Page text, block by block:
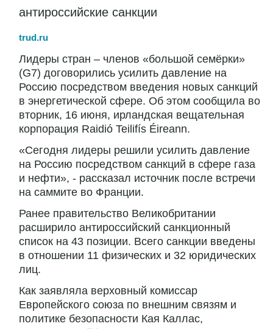
антироссийские санкции
trud.ru
Лидеры стран – членов «большой семёрки»
(G7) договорились усилить давление на
Россию посредством введения новых санкций
в энергетической сфере. Об этом сообщила во
вторник, 16 июня, ирландская вещательная
корпорация Raidió Teilifís Éireann.
«Сегодня лидеры решили усилить давление
на Россию посредством санкций в сфере газа
и нефти», - рассказал источник после встречи
на саммите во Франции.
Ранее правительство Великобритании
расширило антироссийский санкционный
список на 43 позиции. Всего санкции введены
в отношении 11 физических и 32 юридических
лиц.
Как заявляла верховный комиссар
Европейского союза по внешним связям и
политике безопасности Кая Каллас,